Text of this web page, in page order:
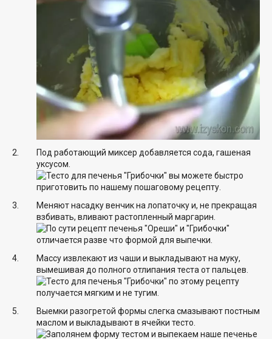
Под работающий миксер добавляется сода, гашеная
уксусом.
Меняют насадку венчик на лопаточку и, не прекращая
взбивать, вливают растопленный маргарин.
Массу извлекают из чаши и выкладывают на муку,
вымешивая до полного отлипания теста от пальцев.
Выемки разогретой формы слегка смазывают постным
маслом и выкладывают в ячейки тесто.